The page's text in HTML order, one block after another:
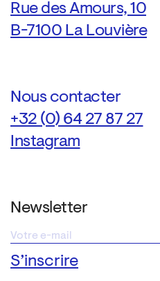
Rue des Amours, 10
B-7100 La Louvière
Nous contacter
+32 (0) 64 27 87 27
Instagram
Newsletter